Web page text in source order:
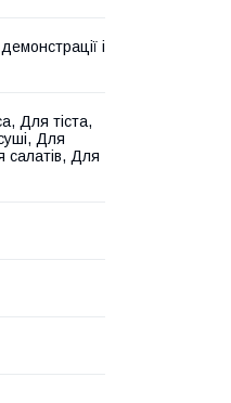
і
Для тіста,
Для
салатів, Для